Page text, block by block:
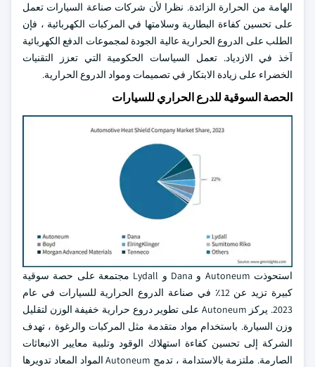
الهامة من الحرارة الزائدة. نظرا لأن شركات صناعة السيارات تعمل
على تحسين كفاءة البطارية وسلامتها في المركبات الكهربائية ، فإن
الطلب على الدروع الحرارية عالية الجودة لمجموعات الدفع الكهربائية
آخذ في الازدياد. تعمل السياسات الحكومية التي تعزز التقنيات
الخضراء على زيادة الابتكار في تصميمات ومواد الدروع الحرارية.
الحصة السوقية للدرع الحراري للسيارات
استحوذت Autoneum و Dana و Lydall مجتمعة على حصة سوقية
كبيرة تزيد عن 12٪ في صناعة الدروع الحرارية للسيارات في عام
2023. يركز Autoneum على تطوير دروع حرارية خفيفة الوزن لتقليل
وزن السيارة. باستخدام مواد متقدمة مثل المركبات والرغوة ، تهدف
الشركة إلى تحسين كفاءة استهلاك الوقود وتلبية معايير الانبعاثات
الصارمة. ملتزمة بالاستدامة ، تدمج Autoneum المواد المعاد تدويرها